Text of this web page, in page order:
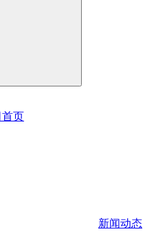
首页
新闻动态